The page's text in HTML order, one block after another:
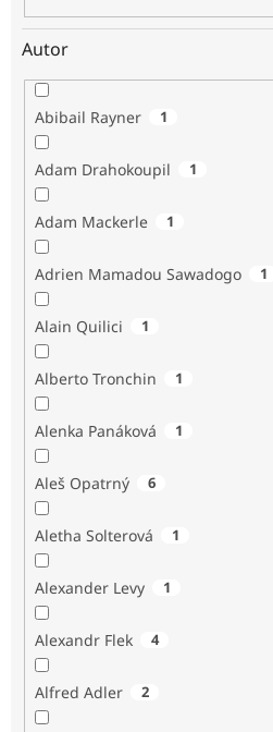
Autor
Abibail Rayner 1
Adam Drahokoupil 1
Adam Mackerle 1
Adrien Mamadou Sawadogo 1
Alain Quilici 1
Alberto Tronchin 1
Alenka Panáková 1
Aleš Opatrný 6
Aletha Solterová 1
Alexander Levy 1
Alexandr Flek 4
Alfred Adler 2